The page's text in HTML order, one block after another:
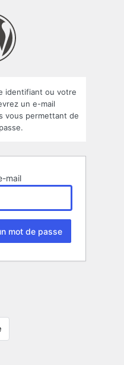
identifiant ou votre
un e-mail
vous permettant de
mail